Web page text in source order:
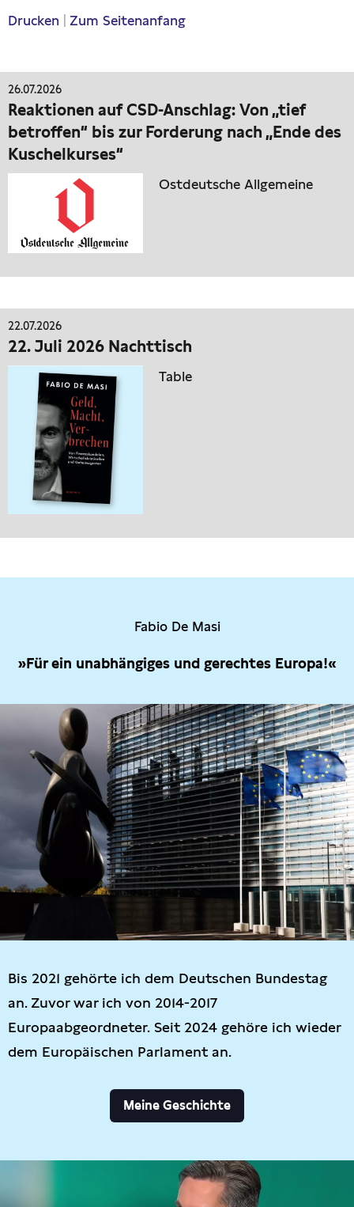
Drucken Zum Seitenanfang
26.07.2026
Reaktionen auf CSD-Anschlag: Von „tief
betroffen“ bis zur Forderung nach „Ende des
Kuschelkurses“
Ostdeutsche Allgemeine
22.07.2026
22. Juli 2026 Nachttisch
Table
Fabio De Masi
»Für ein unabhängiges und gerechtes Europa!«
Bis 2021 gehörte ich dem Deutschen Bundestag
an. Zuvor war ich von 2014-2017
Europaabgeordneter. Seit 2024 gehöre ich wieder
dem Europäischen Parlament an.
Meine Geschichte